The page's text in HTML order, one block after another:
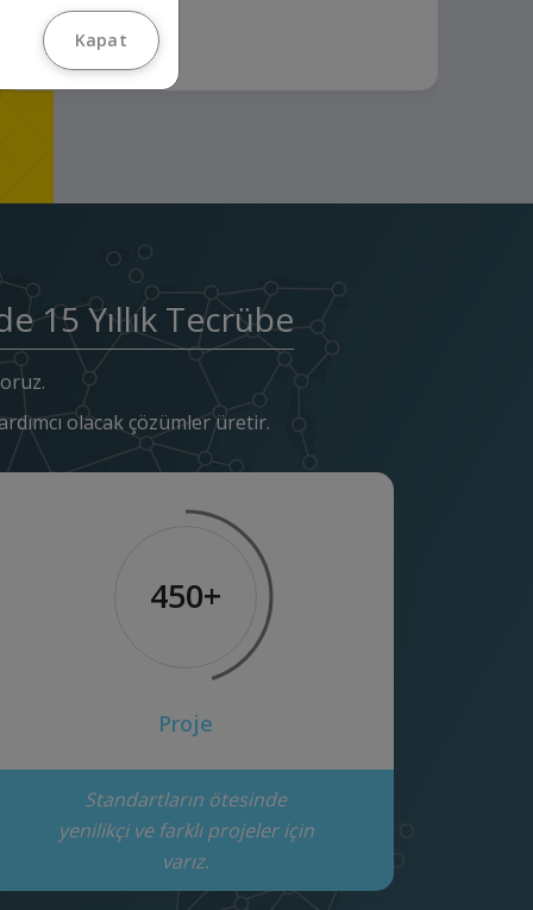
15 Yıllık Tecrübe
olacak çözümler üretir.
450+
Proje
Standartların ötesinde
yenilikçi ve farklı projeler için
varız.
Kapat